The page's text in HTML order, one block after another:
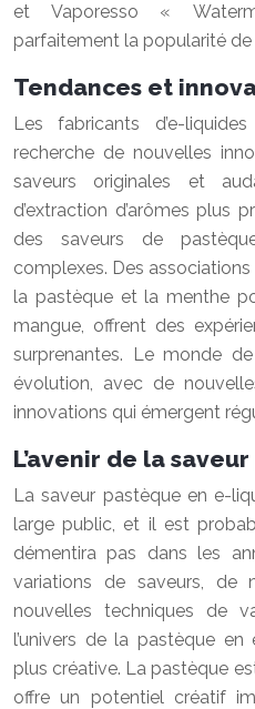
et Vaporesso «
parfaitement la popularité de
Tendances et
Les fabricants d’e-
recherche de nouvelles
saveurs originales et
d’extraction d’arômes plus
des saveurs de
complexes. Des
la pastèque et la menthe
mangue, offrent des
surprenantes. Le monde
évolution, avec de
innovations qui émergent
L’avenir de la
La saveur pastèque en e-
large public, et il est
démentira pas dans les
variations de saveurs, de
nouvelles techniques de
l’univers de la pastèque
plus créative. La pastèque
offre un potentiel créatif